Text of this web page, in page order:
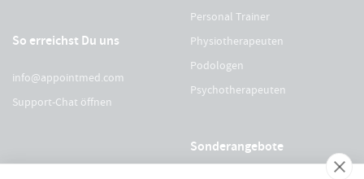
So erreichst Du uns
info@appointmed.com
Support-Chat öffnen
Personal Trainer
Physiotherapeuten
Podologen
Psychotherapeuten
Sonderangebote